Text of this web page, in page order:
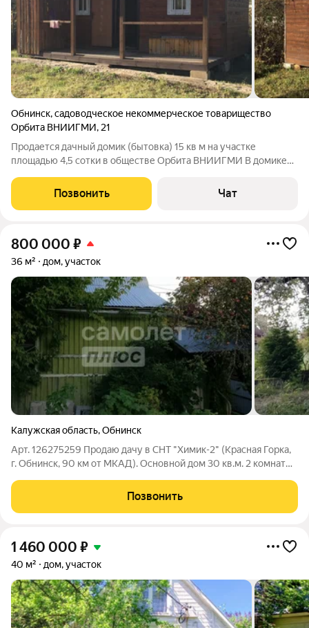
Обнинск,садоводческое некоммерческое товарищество
Орбита ВНИИГМИ, 21
Продается дачный домик (бытовка) 15 кв м на участке
площадью 4,5 сотки в обществе Орбита ВНИИГМИ В домике
обстановкой , плюс остаются стройматериалы: брус, доски,
палет бордюров и инструменты:
Позвонить Чат
800 000 ₽
36 м² дом, участок
Калужская область,Обнинск
Арт. 126275259 Продaю дачу в СHT "Xимик-2" (Краснaя Гоpка,
г. Oбнинcк, 90 км oт MКАД). Основной дом 30 кв.м. 2 комнаты -
крышa - шифир. Туалет на улице. На участке смородина,
крыжовник,
Позвонить
1 460 000 ₽
40 м² дом, участок